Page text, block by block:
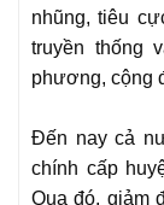
nhũng, tiêu
truyền thống
phương, cộng
Đến nay cả
chính cấp
Qua đó, giảm